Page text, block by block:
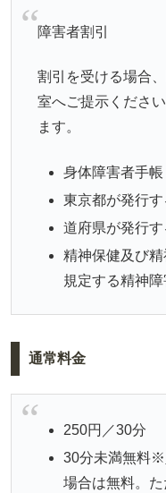
障害者割引
割引を受ける場合
室へご提示くださ
ます。
身体障害者手帳
東京都が発行
道府県が発行
精神保健及び
規定する精神
通常料金
250円／30分
30分未満無料※
場合は無料。